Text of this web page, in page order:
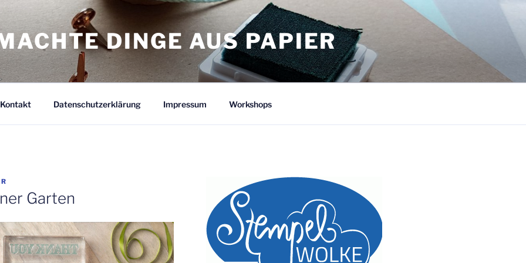
DINGE AUS PAPIER
Kontakt Datenschutzerklärung Impressum Workshops
Garten